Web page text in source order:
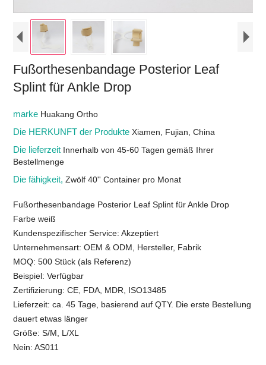
Fußorthesenbandage Posterior Leaf
Splint für Ankle Drop
marke Huakang Ortho
Die HERKUNFT der ProdukteXiamen, Fujian, China
Die lieferzeit Innerhalb von 45-60 Tagen gemäß Ihrer
Bestellmenge
Die fähigkeit,Zwölf 40'' Container pro Monat
Fußorthesenbandage Posterior Leaf Splint für Ankle Drop
Farbe weiß
Kundenspezifischer Service: Akzeptiert
Unternehmensart: OEM & ODM, Hersteller, Fabrik
MOQ: 500 Stück (als Referenz)
Beispiel: Verfügbar
Zertifizierung: CE, FDA, MDR, ISO13485
Lieferzeit: ca. 45 Tage, basierend auf QTY. Die erste Bestellung
dauert etwas länger
Größe: S/M, L/XL
Nein: AS011